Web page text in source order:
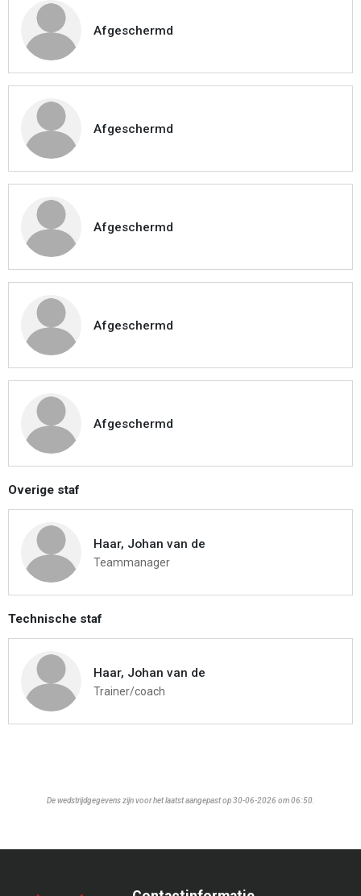
Afgeschermd
Afgeschermd
Afgeschermd
Afgeschermd
Afgeschermd
Overige staf
Haar, Johan van de
Teammanager
Technische staf
Haar, Johan van de
Trainer/coach
De wedstrijdgegevens zijn voor het laatst aangepast op 30-06-2026 om 06:50.